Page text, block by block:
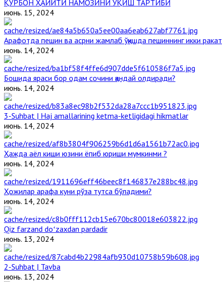
ҚУРБОН ҲАЙИТИ НАМОЗИНИ ЎҚИШ ТАРТИБИ
июнь. 15, 2024
Арафотда пешин ва асрни жамлаб ўқишда пешиннинг икки ракат
июнь. 14, 2024
Бошида яраси бор одам сочини қандай олдиради?
июнь. 14, 2024
3-Suhbat | Haj amallarining ketma-ketligidagi hikmatlar
июнь. 14, 2024
Ҳажда аёл киши юзини ёпиб юриши мумкинми ?
июнь. 14, 2024
Ҳожилар арафа куни рўза тутса бўладими?
июнь. 14, 2024
Qiz farzand doʻzaxdan pardadir
июнь. 13, 2024
2-Suhbat | Tavba
июнь. 13, 2024